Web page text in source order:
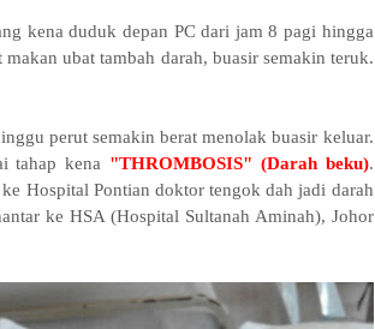
kena duduk depan PC dari jam 8 pagi hingga
ubat tambah darah, buasir semakin teruk.
perut semakin berat menolak buasir keluar.
tahap kena "THROMBOSIS" (Darah beku).
Hospital Pontian doktor tengok dah jadi darah
ke HSA (Hospital Sultanah Aminah), Johor